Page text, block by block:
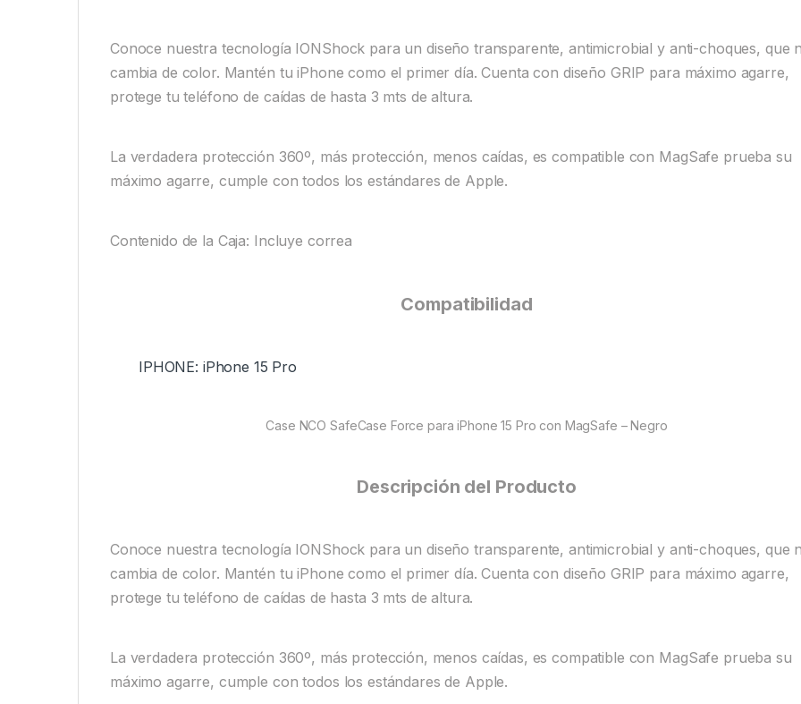
Conoce nuestra tecnología IONShock para un diseño transparente, antimicrobial y anti-choques, que
cambia de color. Mantén tu iPhone como el primer día. Cuenta con diseño GRIP para máximo agarre,
protege tu teléfono de caídas de hasta 3 mts de altura.
La verdadera protección 360º, más protección, menos caídas, es compatible con MagSafe prueba su
máximo agarre, cumple con todos los estándares de Apple.
Contenido de la Caja: Incluye correa
Compatibilidad
IPHONE: iPhone 15 Pro
Case NCO SafeCase Force para iPhone 15 Pro con MagSafe – Negro
Descripción del Producto
Conoce nuestra tecnología IONShock para un diseño transparente, antimicrobial y anti-choques, que
cambia de color. Mantén tu iPhone como el primer día. Cuenta con diseño GRIP para máximo agarre,
protege tu teléfono de caídas de hasta 3 mts de altura.
La verdadera protección 360º, más protección, menos caídas, es compatible con MagSafe prueba su
máximo agarre, cumple con todos los estándares de Apple.